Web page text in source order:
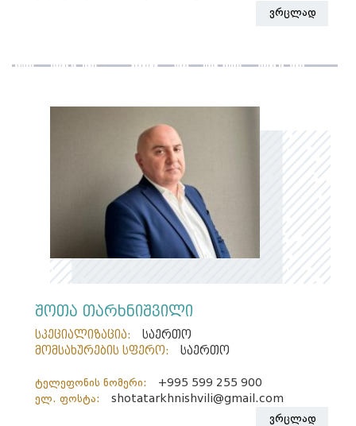
ვრცლად
შოთა თარხნიშვილი
სპეციალიზაცია:
საერთო
მომსახურების სფერო:
საერთო
ტელეფონის ნომერი:
+995 599 255 900
ელ. ფოსტა:
shotatarkhnishvili@gmail.com
ვრცლად